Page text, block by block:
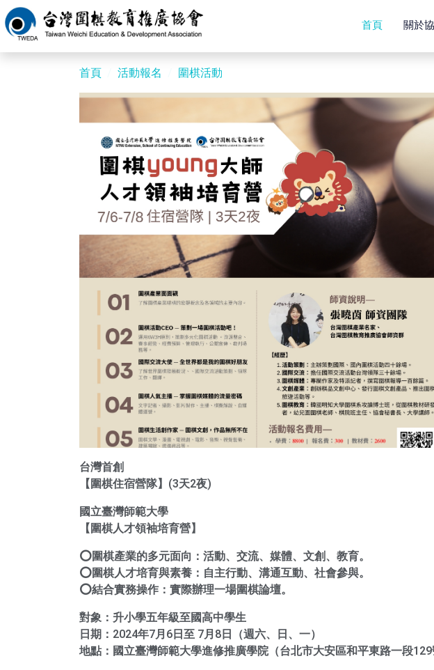
首頁 關於
首頁 活動報名 圍棋活動
台灣首創
【圍棋住宿營隊】(3天2夜)
國立臺灣師範大學
【圍棋人才領袖培育營】
⭕️圍棋產業的多元面向：活動、交流、媒體、文創、教育。
⭕️圍棋人才培育與素養：自主行動、溝通互動、社會參與。
⭕️結合實務操作：實際辦理一場圍棋論壇。
對象：升小學五年級至國高中學生
日期：2024年7月6日至 7月8日（週六、日、一）
地點：國立臺灣師範大學進修推廣學院（台北市大安區和平東路一段129